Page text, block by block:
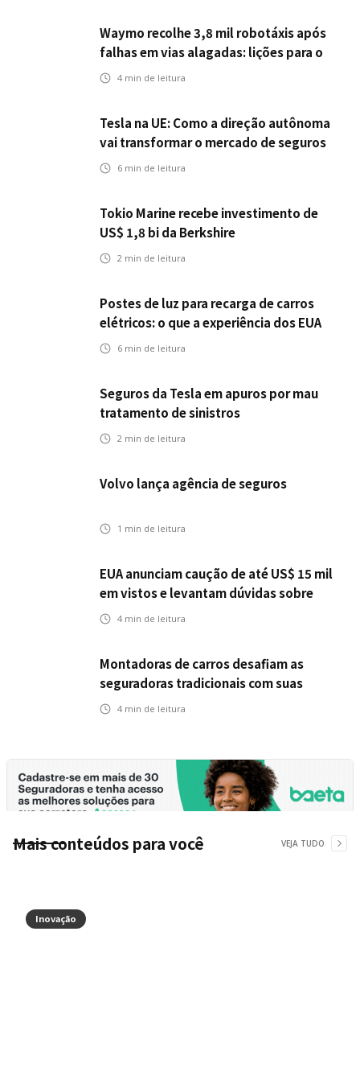
Waymo recolhe 3,8 mil robotáxis após
falhas em vias alagadas: lições para o
setor de seguros automotivos na era
4 min de leitura
Tesla na UE: Como a direção autônoma
vai transformar o mercado de seguros
6 min de leitura
Tokio Marine recebe investimento de
US$ 1,8 bi da Berkshire
2 min de leitura
Postes de luz para recarga de carros
elétricos: o que a experiência dos EUA
pode antecipar para o Brasil
6 min de leitura
Seguros da Tesla em apuros por mau
tratamento de sinistros
2 min de leitura
Volvo lança agência de seguros
1 min de leitura
EUA anunciam caução de até US$ 15 mil
em vistos e levantam dúvidas sobre
impactos no seguro viagem
4 min de leitura
Montadoras de carros desafiam as
seguradoras tradicionais com suas
próprias opções de seguro
4 min de leitura
Mais conteúdos para você VEJA TUDO
Inovação